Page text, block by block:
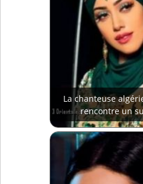
La chanteuse
rencontre un